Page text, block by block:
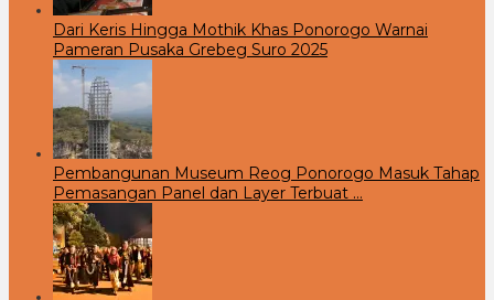
Dari Keris Hingga Mothik Khas Ponorogo Warnai
Pameran Pusaka Grebeg Suro 2025
Pembangunan Museum Reog Ponorogo Masuk Tahap
Pemasangan Panel dan Layer Terbuat …